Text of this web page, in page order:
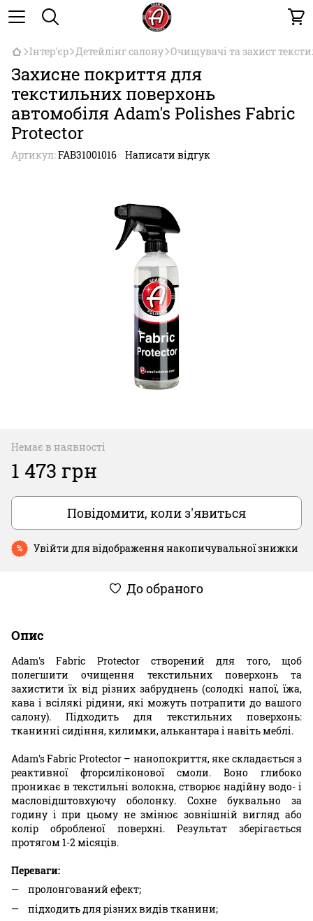
Інтер'єр Детейлінг салону Очищувачі та захист
Захисне покриття для
текстильних поверхонь
автомобіля Adam's Polishes Fabric
Protector
Артикул:FAB310­01­016 Написати відгук
Немає в наявності
1 473 грн
Повідомити, коли з'явиться
% Увійти для відображення накопичувальної знижки
До обраного
Опис
Adam's Fabric Protector створений для того, щоб
полегшити очищення текстильних поверхонь та
захистити їх від різних забруднень (солодкі напої, їжа,
кава і всілякі рідини, які можуть потрапити до вашого
салону). Підходить для текстильних поверхонь:
тканинні сидіння, килимки, алькантара і навіть меблі.
Adam's Fabric Protector – нанопокриття, яке складається з
реактивної фторсиліконової смоли. Воно глибоко
проникає в текстильні волокна, створює надійну водо- і
масловідштовхуючу оболонку. Сохне буквально за
годину і при цьому не змінює зовнішній вигляд або
колір обробленої поверхні. Результат зберігається
протягом 1-2 місяців.
Переваги:
пролонгований ефект;
підходить для різних видів тканини;